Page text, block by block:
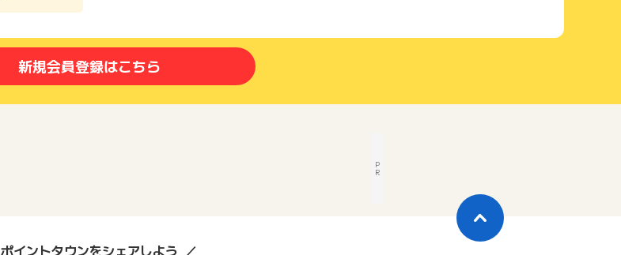
新規会員登録はこちら
P
R
ポイントタウンをシェアしよう